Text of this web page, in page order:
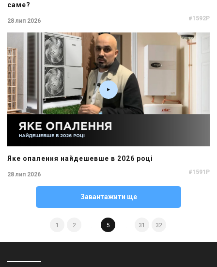
саме?
28 лип 2026 #1592P
Яке опалення найдешевше в 2026 році
28 лип 2026 #1591P
Завантажити ще
1 2 ... 5 ... 31 32